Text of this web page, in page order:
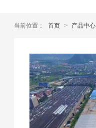
当前位置： 首页 > 产品中心